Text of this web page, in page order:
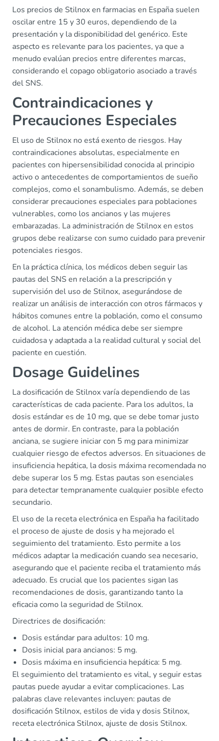
Los precios de Stilnox en farmacias en España suelen
oscilar entre 15 y 30 euros, dependiendo de la
presentación y la disponibilidad del genérico. Este
aspecto es relevante para los pacientes, ya que a
menudo evalúan precios entre diferentes marcas,
considerando el copago obligatorio asociado a través
del SNS.
Contraindicaciones y
Precauciones Especiales
El uso de Stilnox no está exento de riesgos. Hay
contraindicaciones absolutas, especialmente en
pacientes con hipersensibilidad conocida al principio
activo o antecedentes de comportamientos de sueño
complejos, como el sonambulismo. Además, se deben
considerar precauciones especiales para poblaciones
vulnerables, como los ancianos y las mujeres
embarazadas. La administración de Stilnox en estos
grupos debe realizarse con sumo cuidado para prevenir
potenciales riesgos.
En la práctica clínica, los médicos deben seguir las
pautas del SNS en relación a la prescripción y
supervisión del uso de Stilnox, asegurándose de
realizar un análisis de interacción con otros fármacos y
hábitos comunes entre la población, como el consumo
de alcohol. La atención médica debe ser siempre
cuidadosa y adaptada a la realidad cultural y social del
paciente en cuestión.
Dosage Guidelines
La dosificación de Stilnox varía dependiendo de las
características de cada paciente. Para los adultos, la
dosis estándar es de 10 mg, que se debe tomar justo
antes de dormir. En contraste, para la población
anciana, se sugiere iniciar con 5 mg para minimizar
cualquier riesgo de efectos adversos. En situaciones de
insuficiencia hepática, la dosis máxima recomendada no
debe superar los 5 mg. Estas pautas son esenciales
para detectar tempranamente cualquier posible efecto
secundario.
El uso de la receta electrónica en España ha facilitado
el proceso de ajuste de dosis y ha mejorado el
seguimiento del tratamiento. Esto permite a los
médicos adaptar la medicación cuando sea necesario,
asegurando que el paciente reciba el tratamiento más
adecuado. Es crucial que los pacientes sigan las
recomendaciones de dosis, garantizando tanto la
eficacia como la seguridad de Stilnox.
Directrices de dosificación:
Dosis estándar para adultos: 10 mg.
Dosis inicial para ancianos: 5 mg.
Dosis máxima en insuficiencia hepática: 5 mg.
El seguimiento del tratamiento es vital, y seguir estas
pautas puede ayudar a evitar complicaciones. Las
palabras clave relevantes incluyen: pautas de
dosificación Stilnox, estilos de vida y dosis Stilnox,
receta electrónica Stilnox, ajuste de dosis Stilnox.